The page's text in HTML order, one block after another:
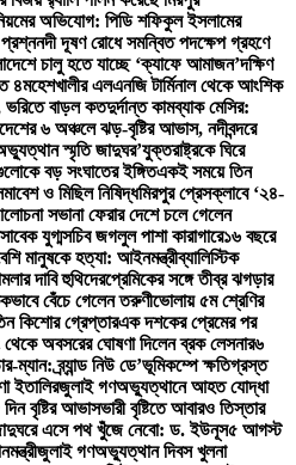
অভিযোগ: পিডি শফিকুল ইসলামের
প্রশ্ননদী দূষণ রোধে সমন্বিত পদক্ষেপ গ্রহণে
চালু হতে যাচ্ছে ‘ক্যাফে আমাজন’দক্ষিণ
৪মহেশখালীর এলএনজি টার্মিনাল থেকে আংশিক
ভরিতে বাড়ল কতদুর্দান্ত কামব্যাক মেসির:
দেশের ৬ অঞ্চলে ঝড়-বৃষ্টির আভাস, নদীবন্দরে
স্মৃতি জাদুঘর’যুক্তরাষ্ট্রকে ঘিরে
বড় সংঘাতের ইঙ্গিতএকই সময়ে তিন
ও মিছিল নিষিদ্ধমিরপুর প্রেসক্লাবে ‘২৪-
সভানা ফেরার দেশে চলে গেলেন
সাবেক যুগ্মসচিব জগলুল পাশা কারাগারে১৬ বছরে
মানুষকে হত্যা: আইনমন্ত্রীব্যালিস্টিক
দাবি হুথিদেরপ্রেমিকের সঙ্গে তীব্র ঝগড়ার
বেঁচে গেলেন তরুণীভোলায় ৫ম শ্রেণির
কিশোর গ্রেপ্তারএক দশকের প্রেমের পর
থেকে অবসরের ঘোষণা দিলেন ব্রক লেসনার৬
ম্যান: ব্র্যান্ড নিউ ডে’ভূমিকম্পে ক্ষতিগ্রস্ত
ইতালিরজুলাই গণঅভ্যুত্থানে আহত যোদ্ধা
বৃষ্টির আভাসভারী বৃষ্টিতে আবারও তিস্তার
এসে পথ খুঁজে নেবো: ড. ইউনূস৫ আগস্ট
জুলাই গণঅভ্যুত্থান দিবস খুলনা